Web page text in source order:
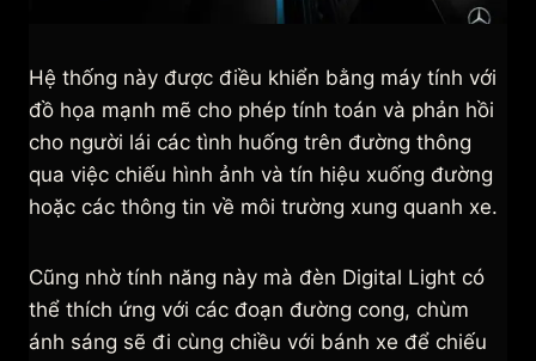
Hệ thống này được điều khiển bằng máy tính với
đồ họa mạnh mẽ cho phép tính toán và phản hồi
cho người lái các tình huống trên đường thông
qua việc chiếu hình ảnh và tín hiệu xuống đường
hoặc các thông tin về môi trường xung quanh xe.
Cũng nhờ tính năng này mà đèn Digital Light có
thể thích ứng với các đoạn đường cong, chùm
ánh sáng sẽ đi cùng chiều với bánh xe để chiếu